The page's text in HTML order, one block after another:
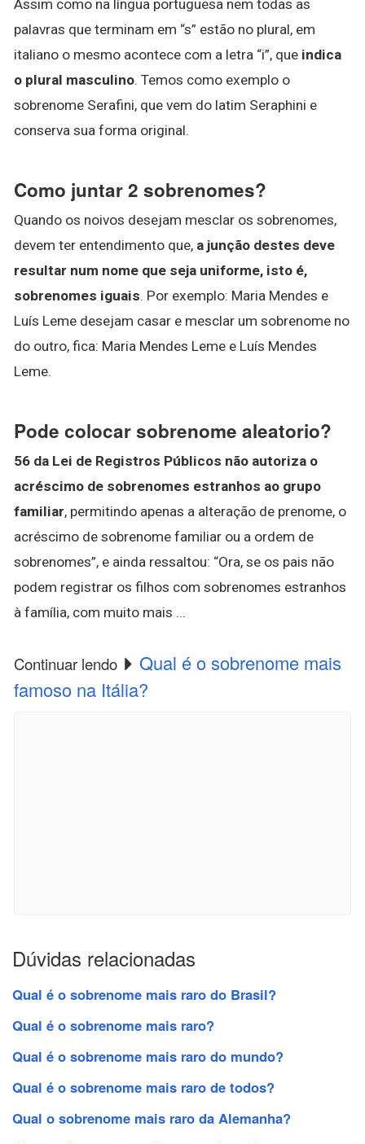
Assim como na língua portuguesa nem todas as
palavras que terminam em “s” estão no plural, em
italiano o mesmo acontece com a letra “i”, que indica
o plural masculino. Temos como exemplo o
sobrenome Serafini, que vem do latim Seraphini e
conserva sua forma original.
Como juntar 2 sobrenomes?
Quando os noivos desejam mesclar os sobrenomes,
devem ter entendimento que, a junção destes deve
resultar num nome que seja uniforme, isto é,
sobrenomes iguais. Por exemplo: Maria Mendes e
Luís Leme desejam casar e mesclar um sobrenome no
do outro, fica: Maria Mendes Leme e Luís Mendes
Leme.
Pode colocar sobrenome aleatorio?
56 da Lei de Registros Públicos não autoriza o
acréscimo de sobrenomes estranhos ao grupo
familiar, permitindo apenas a alteração de prenome, o
acréscimo de sobrenome familiar ou a ordem de
sobrenomes”, e ainda ressaltou: “Ora, se os pais não
podem registrar os filhos com sobrenomes estranhos
à família, com muito mais ...
Continuar lendo
Qual é o sobrenome mais
famoso na Itália?
Dúvidas relacionadas
Qual é o sobrenome mais raro do Brasil?
Qual é o sobrenome mais raro?
Qual é o sobrenome mais raro do mundo?
Qual é o sobrenome mais raro de todos?
Qual o sobrenome mais raro da Alemanha?